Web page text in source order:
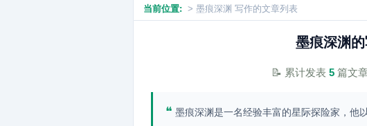
当前位置: > 墨痕深渊 写作的文章列表
墨痕深渊
📝 累计发表 5篇文
❝ 墨痕深渊是一名经验丰富的星际探险家，他